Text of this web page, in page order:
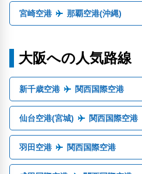
宮崎空港 那覇空港(沖縄)
大阪への人気路線
新千歳空港 関西国際空港
仙台空港(宮城) 関西国際空港
羽田空港 関西国際空港